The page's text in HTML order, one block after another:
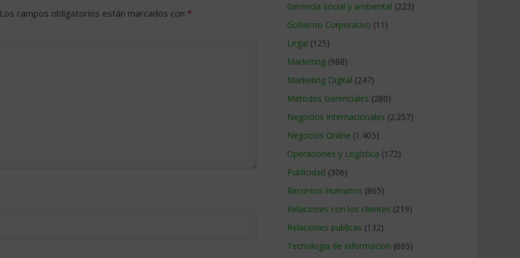
Los campos obligatorios están marcados con *
Gerencia social y ambiental (223)
Gobierno Corporativo (11)
Legal (125)
Marketing (988)
Marketing Digital (247)
Métodos Gerenciales (280)
Negocios Internacionales (2.257)
Negocios Online (1.405)
Operaciones y Logística (172)
Publicidad (306)
Recursos Humanos (865)
Relaciones con los clientes (219)
Relaciones publicas (132)
Tecnologia de Informacion (665)